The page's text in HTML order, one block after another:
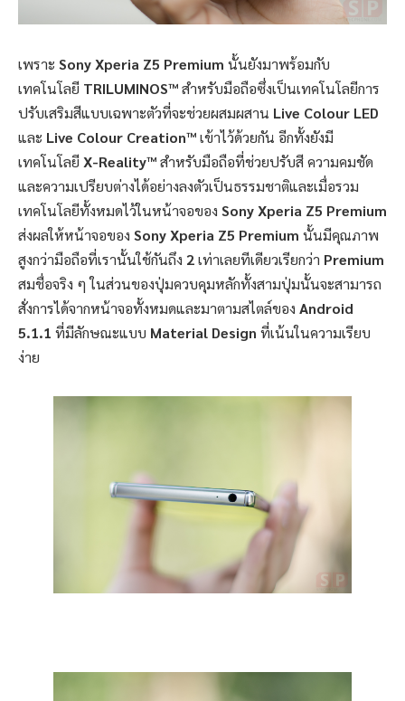
เพราะ Sony Xperia Z5 Premium นั้นยังมาพร้อมกับ
เทคโนโลยี TRILUMINOS™สำหรับมือถือซึ่งเป็นเทคโนโลยีการ
ปรับเสริมสีแบบเฉพาะตัวที่จะช่วยผสมผสาน Live Colour LED
และ Live Colour Creation™เข้าไว้ด้วยกัน อีกทั้งยังมี
เทคโนโลยีX-Reality™สำหรับมือถือที่ช่วยปรับสี ความคมชัด
และความเปรียบต่างได้อย่างลงตัวเป็นธรรมชาติและเมื่อรวม
เทคโนโลยีทั้งหมดไว้ในหน้าจอของ Sony Xperia Z5 Premium
ส่งผลให้หน้าจอของ Sony Xperia Z5 Premium นั้นมีคุณภาพ
สูงกว่ามือถือที่เรานั้นใช้กันถึง 2เท่าเลยทีเดียวเรียกว่า Premium
สมชื่อจริง ๆ ในส่วนของปุ่มควบคุมหลักทั้งสามปุ่มนั้นจะสามารถ
สั่งการได้จากหน้าจอทั้งหมดและมาตามสไตล์ของ Android
5.1.1 ที่มีลักษณะแบบ Material Design ที่เน้นในความเรียบ
ง่าย